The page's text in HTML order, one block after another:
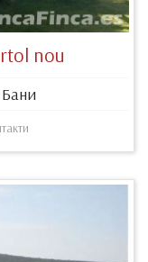
nou
Бани